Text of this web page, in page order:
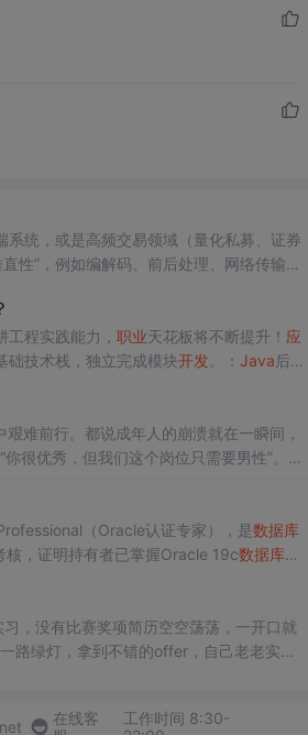
统，或是高频交易领域（量化私募、证券
性”，例如编解码、前后处理、网络传输、
研究生起步，这也是行业现状。
程实践能力， 职业天花板将不断提升！ 应
础技术栈，独立完成模块开发。： Java后端
难前行。都说成年人的崩溃就在一瞬间，
很优秀，但我们这个岗位只需要男性”。有
（Oracle认证专家），是数据库
，证明持有者已掌握Oracle 19c数据库的
，没有比赛奖项简历空空荡荡，一开口就
路绿灯，拿到不错的offer，自己老老实实
在线客
工作时间 8:30-